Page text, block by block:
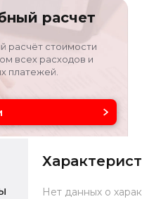
LVRHDFAC9MN2032
Цвет
расчет
расчёт стоимости
всех расходов и
платежей.
Нет данных о